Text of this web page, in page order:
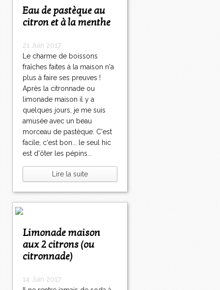
Eau de pastèque au
citron et à la menthe
21 Juin 2017
Le charme de boissons
fraîches faites à la maison n'a
plus à faire ses preuves !
Après la citronnade ou
limonade maison il y a
quelques jours, je me suis
amusée avec un beau
morceau de pastèque. C'est
facile, c'est bon... le seul hic
est d'ôter les pépins...
Lire la suite
Limonade maison
aux 2 citrons (ou
citronnade)
14 Juin 2017